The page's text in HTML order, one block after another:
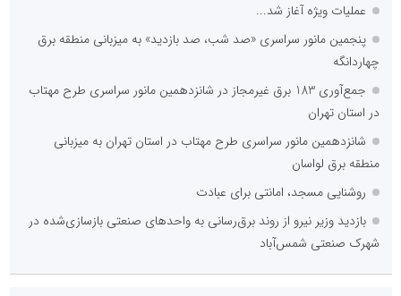
عملیات ویژه آغاز شد...
پنجمین مانور سراسری «صد شب، صد بازدید» به میزبانی منطقه برق
چهاردانگه
جمع‌آوری 183 برق غیرمجاز در شانزدهمین مانور سراسری طرح مهتاب
در استان تهران
شانزدهمین مانور سراسری طرح مهتاب در استان تهران به میزبانی
منطقه برق لواسان
روشنایی مسجد، امانتی برای عبادت
بازدید وزیر نیرو از روند برق‌رسانی به واحدهای صنعتی بازسازی‌شده در
شهرک صنعتی شمس‌آباد